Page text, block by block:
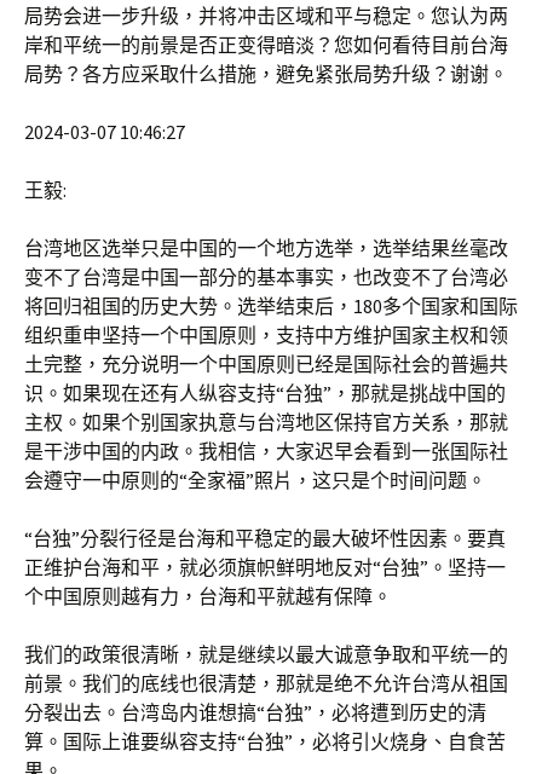
局势会进一步升级，并将冲击区域和平与稳定。您认为两
岸和平统一的前景是否正变得暗淡？您如何看待目前台海
局势？各方应采取什么措施，避免紧张局势升级？谢谢。
2024-03-07 10:46:27
王毅:
台湾地区选举只是中国的一个地方选举，选举结果丝毫改
变不了台湾是中国一部分的基本事实，也改变不了台湾必
将回归祖国的历史大势。选举结束后，180多个国家和国际
组织重申坚持一个中国原则，支持中方维护国家主权和领
土完整，充分说明一个中国原则已经是国际社会的普遍共
识。如果现在还有人纵容支持“台独”，那就是挑战中国的
主权。如果个别国家执意与台湾地区保持官方关系，那就
是干涉中国的内政。我相信，大家迟早会看到一张国际社
会遵守一中原则的“全家福”照片，这只是个时间问题。
“台独”分裂行径是台海和平稳定的最大破坏性因素。要真
正维护台海和平，就必须旗帜鲜明地反对“台独”。坚持一
个中国原则越有力，台海和平就越有保障。
我们的政策很清晰，就是继续以最大诚意争取和平统一的
前景。我们的底线也很清楚，那就是绝不允许台湾从祖国
分裂出去。台湾岛内谁想搞“台独”，必将遭到历史的清
算。国际上谁要纵容支持“台独”，必将引火烧身、自食苦